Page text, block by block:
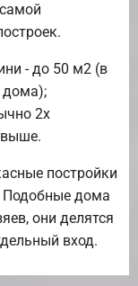
- до 50 м2 (в
дома);
2х
постройки
Подобные дома
они делятся
вход.